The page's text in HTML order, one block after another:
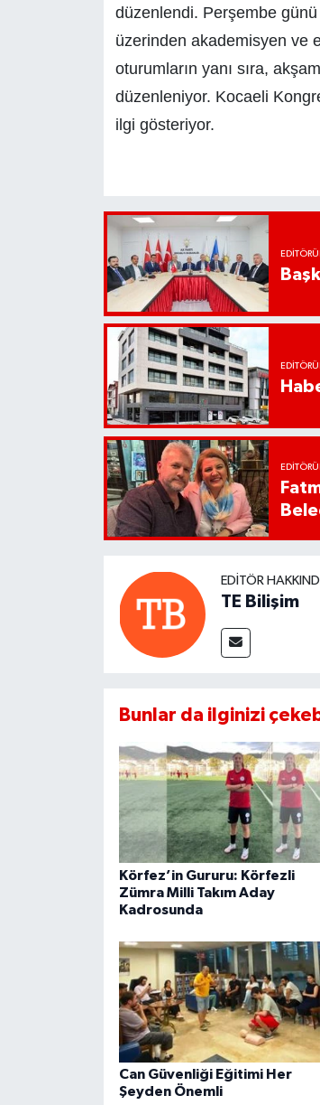
düzenlendi. Perşembe günü
üzerinden akademisyen ve
oturumların yanı sıra,
düzenleniyor. Kocaeli
ilgi gösteriyor.
EDITÖR
TE Bilişim
Bunlar da ilginizi
Körfez’in Gururu: Körfezli
Zümra Milli Takım Aday
Kadrosunda
Can Güvenliği Eğitimi Her
Şeyden Önemli